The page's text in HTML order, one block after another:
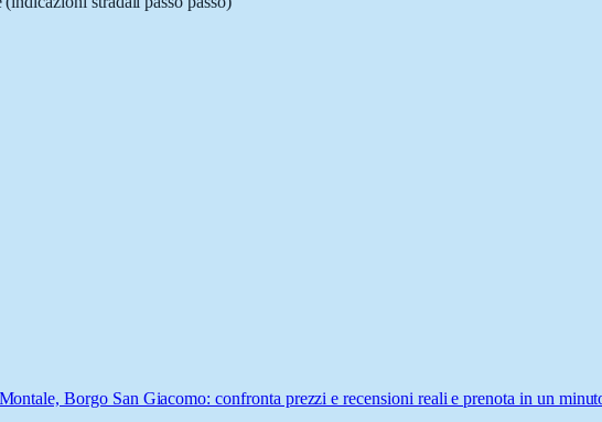
Borgo San Giacomo: confronta prezzi e recensioni reali e prenota in un